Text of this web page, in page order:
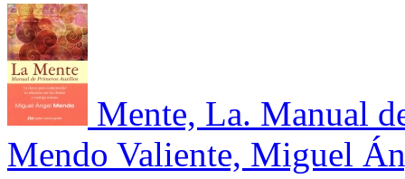
Mente, La. Manual
Mendo Valiente, Miguel